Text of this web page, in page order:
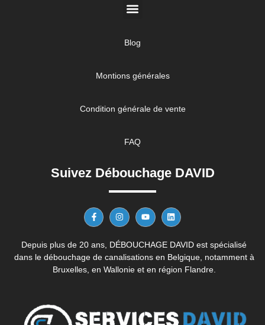
Blog
Montions générales
Condition générale de vente
FAQ
Suivez Débouchage DAVID
Depuis plus de 20 ans, DÉBOUCHAGE DAVID est spécialisé
dans le débouchage de canalisations en Belgique, notamment à
Bruxelles, en Wallonie et en région Flandre.